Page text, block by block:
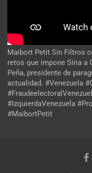
Maibort Petit Sin Filtros
retos que impone Siria a
Peña, presidente de
actualidad. #Venezuela
#IzquierdaVenezuela
#MaibortPetit